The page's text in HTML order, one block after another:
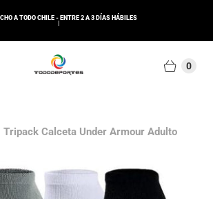
A TODO CHILE - ENTRE 2 A 3 DÍAS HÁBILES
0
Tripack Calceta Under Armour Adulto